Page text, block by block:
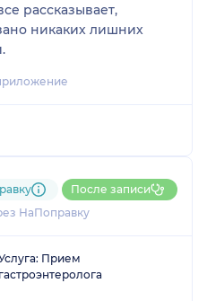
рассказывает,
никаких лишних
НаПоправку
После записи
Прием
гастроэнтеролога